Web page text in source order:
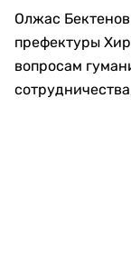
Олжас
префектуры
вопросам